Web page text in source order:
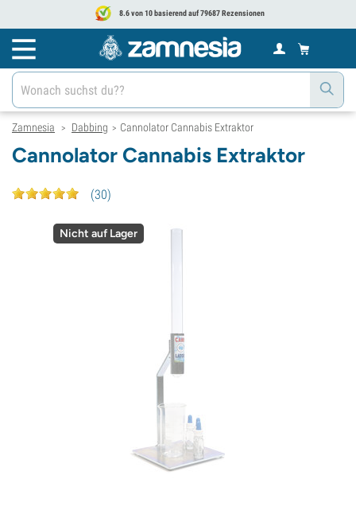
8.6 von 10 basierend auf 79687 Rezensionen
Zamnesia > Dabbing > Cannolator Cannabis Extraktor
Cannolator Cannabis Extraktor
(30)
Nicht auf Lager